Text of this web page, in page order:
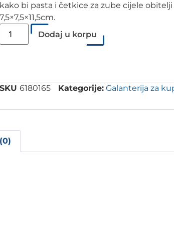
kako bi pasta i četkice za zube cijele
7,5×7,5×11,5cm.
Dodaj u korpu
SKU 6180165 Kategorije: Galanterija za